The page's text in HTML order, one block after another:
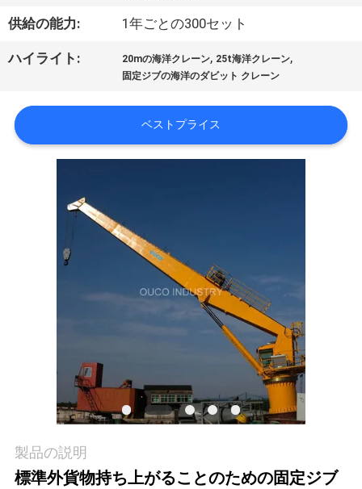
た
し
た
ち
ー
供給の能力: 1年ごとの300セット
ハイライト: 20mの海洋クレーン, 25t海洋クレーン,
固定ジブの海洋のダビット クレーン
ベストプライス
製品の説明
標準外貨物持ち上がることのための固定ジブ